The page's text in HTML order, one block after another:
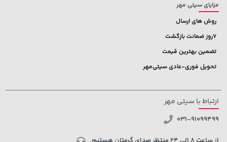
مزایای سیتی مهر
روش های ارسال
7روز ضمانت بازگشت
تضمین بهترین قیمت
تحویل فوری-عادی سیتی‌مهر
ارتباط با سیتی مهر
031-91099499